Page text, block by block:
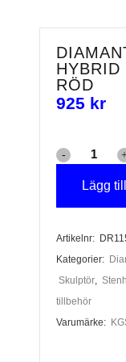
RÖD
925 kr
Hybrid
disk
Lägg
Artikelnr:
Kategorier:
Skulptör,
tillbehör
Varumärke: